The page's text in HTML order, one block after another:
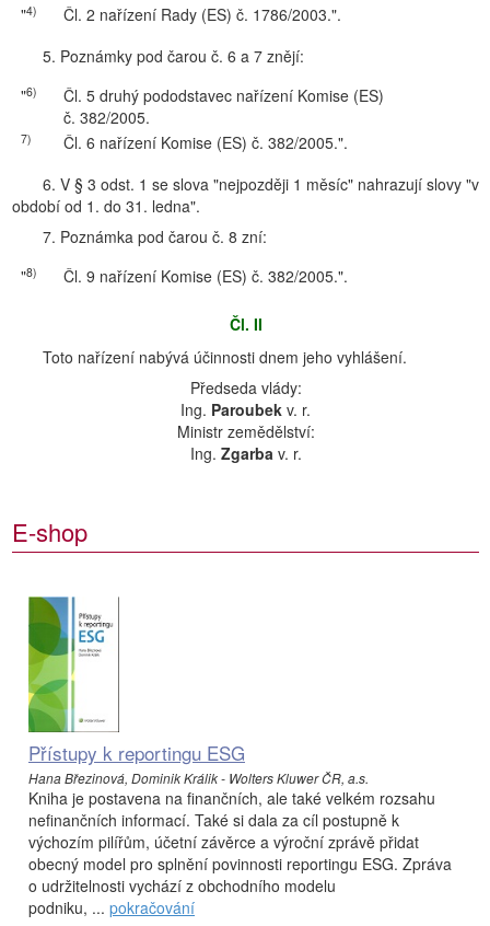
"4)
Čl. 2 nařízení Rady (ES) č. 1786/2003.".
5. Poznámky pod čarou č. 6 a 7 znějí:
"6)
Čl. 5 druhý pododstavec nařízení Komise (ES)
č. 382/2005.
7)
Čl. 6 nařízení Komise (ES) č. 382/2005.".
6. V § 3 odst. 1 se slova "nejpozději 1 měsíc" nahrazují slovy "v
období od 1. do 31. ledna".
7. Poznámka pod čarou č. 8 zní:
"8) Čl. 9 nařízení Komise (ES) č. 382/2005.".
Čl. II
Toto nařízení nabývá účinnosti dnem jeho vyhlášení.
Předseda vlády:
Ing. Paroubek v. r.
Ministr zemědělství:
Ing. Zgarbav. r.
E-shop
Přístupy k reportingu ESG
Hana Březinová, Dominik Králik - Wolters Kluwer ČR, a.s.
Kniha je postavena na finančních, ale také velkém rozsahu
nefinančních informací. Také si dala za cíl postupně k
výchozím pilířům, účetní závěrce a výroční zprávě přidat
obecný model pro splnění povinnosti reportingu ESG. Zpráva
o udržitelnosti vychází z obchodního modelu
podniku, ... pokračování